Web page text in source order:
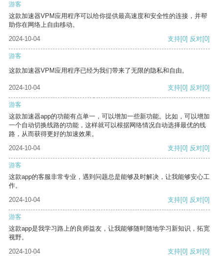
游客
这款加速器VPM应用程序可以给你提供最高速度和安全性的连接，并帮
助你在网络上自由移动。
2024-10-04
支持[0] 反对[0]
游客
这款加速器VPM应用程序已经为我们带来了无限的隐私和自由。
2024-10-04 支持[0] 反对[0]
游客
这款加速器app的功能有点单一，可以增加一些新功能。比如，可以增加
一个自动切换线路的功能，这样就可以根据网络情况自动选择最优的线
路，从而获得更好的加速效果。
2024-10-04
支持[0] 反对[0]
游客
这款app的客服非常专业，遇到问题总是能够及时解决，让我能够安心工
作。
2024-10-04
支持[0] 反对[0]
游客
这款app是我学习路上的良师益友，让我能够随时随地学习新知识，拓宽
视野。
2024-10-04
支持[0] 反对[0]